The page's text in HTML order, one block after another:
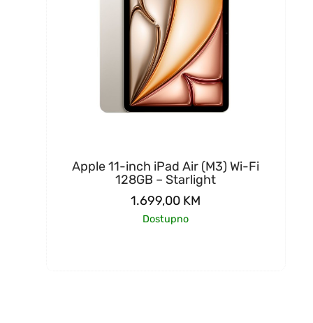
Apple 11-inch iPad Air (M3) Wi-Fi
128GB – Starlight
1.699,00 KM
Dostupno